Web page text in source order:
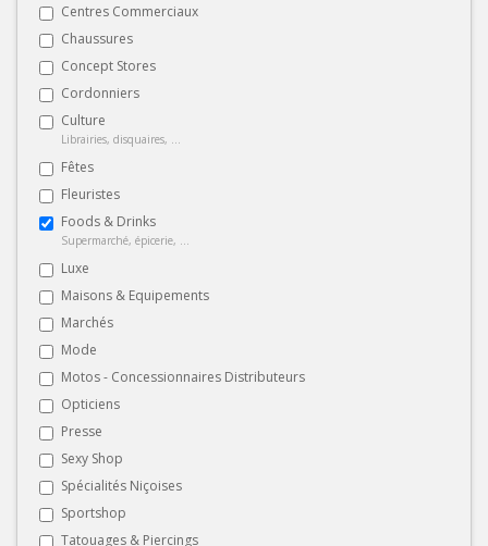
Centres Commerciaux
Chaussures
Concept Stores
Cordonniers
Culture
Librairies, disquaires, ...
Fêtes
Fleuristes
Foods & Drinks
Supermarché, épicerie, ...
Luxe
Maisons & Equipements
Marchés
Mode
Motos - Concessionnaires Distributeurs
Opticiens
Presse
Sexy Shop
Spécialités Niçoises
Sportshop
Tatouages & Piercings